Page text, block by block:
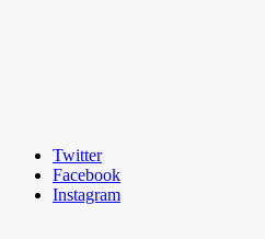
Twitter
Facebook
Instagram